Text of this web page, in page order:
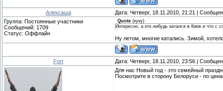
Алексаша
Дата: Четверг, 18.11.2010, 21:21 |
Группа: Постоянные участники
Сообщений: 1709
Статус: Оффлайн
Quote (куку)
Интересно, а кто нибудь катался в Киев и что с
Ну летом, многие катались. Зимой,
Fort Дата: Четверг, 18.11.2010, 23:56 |
Для нас Новый год - это семейный
Посмотрите в сторону Белоруси - по